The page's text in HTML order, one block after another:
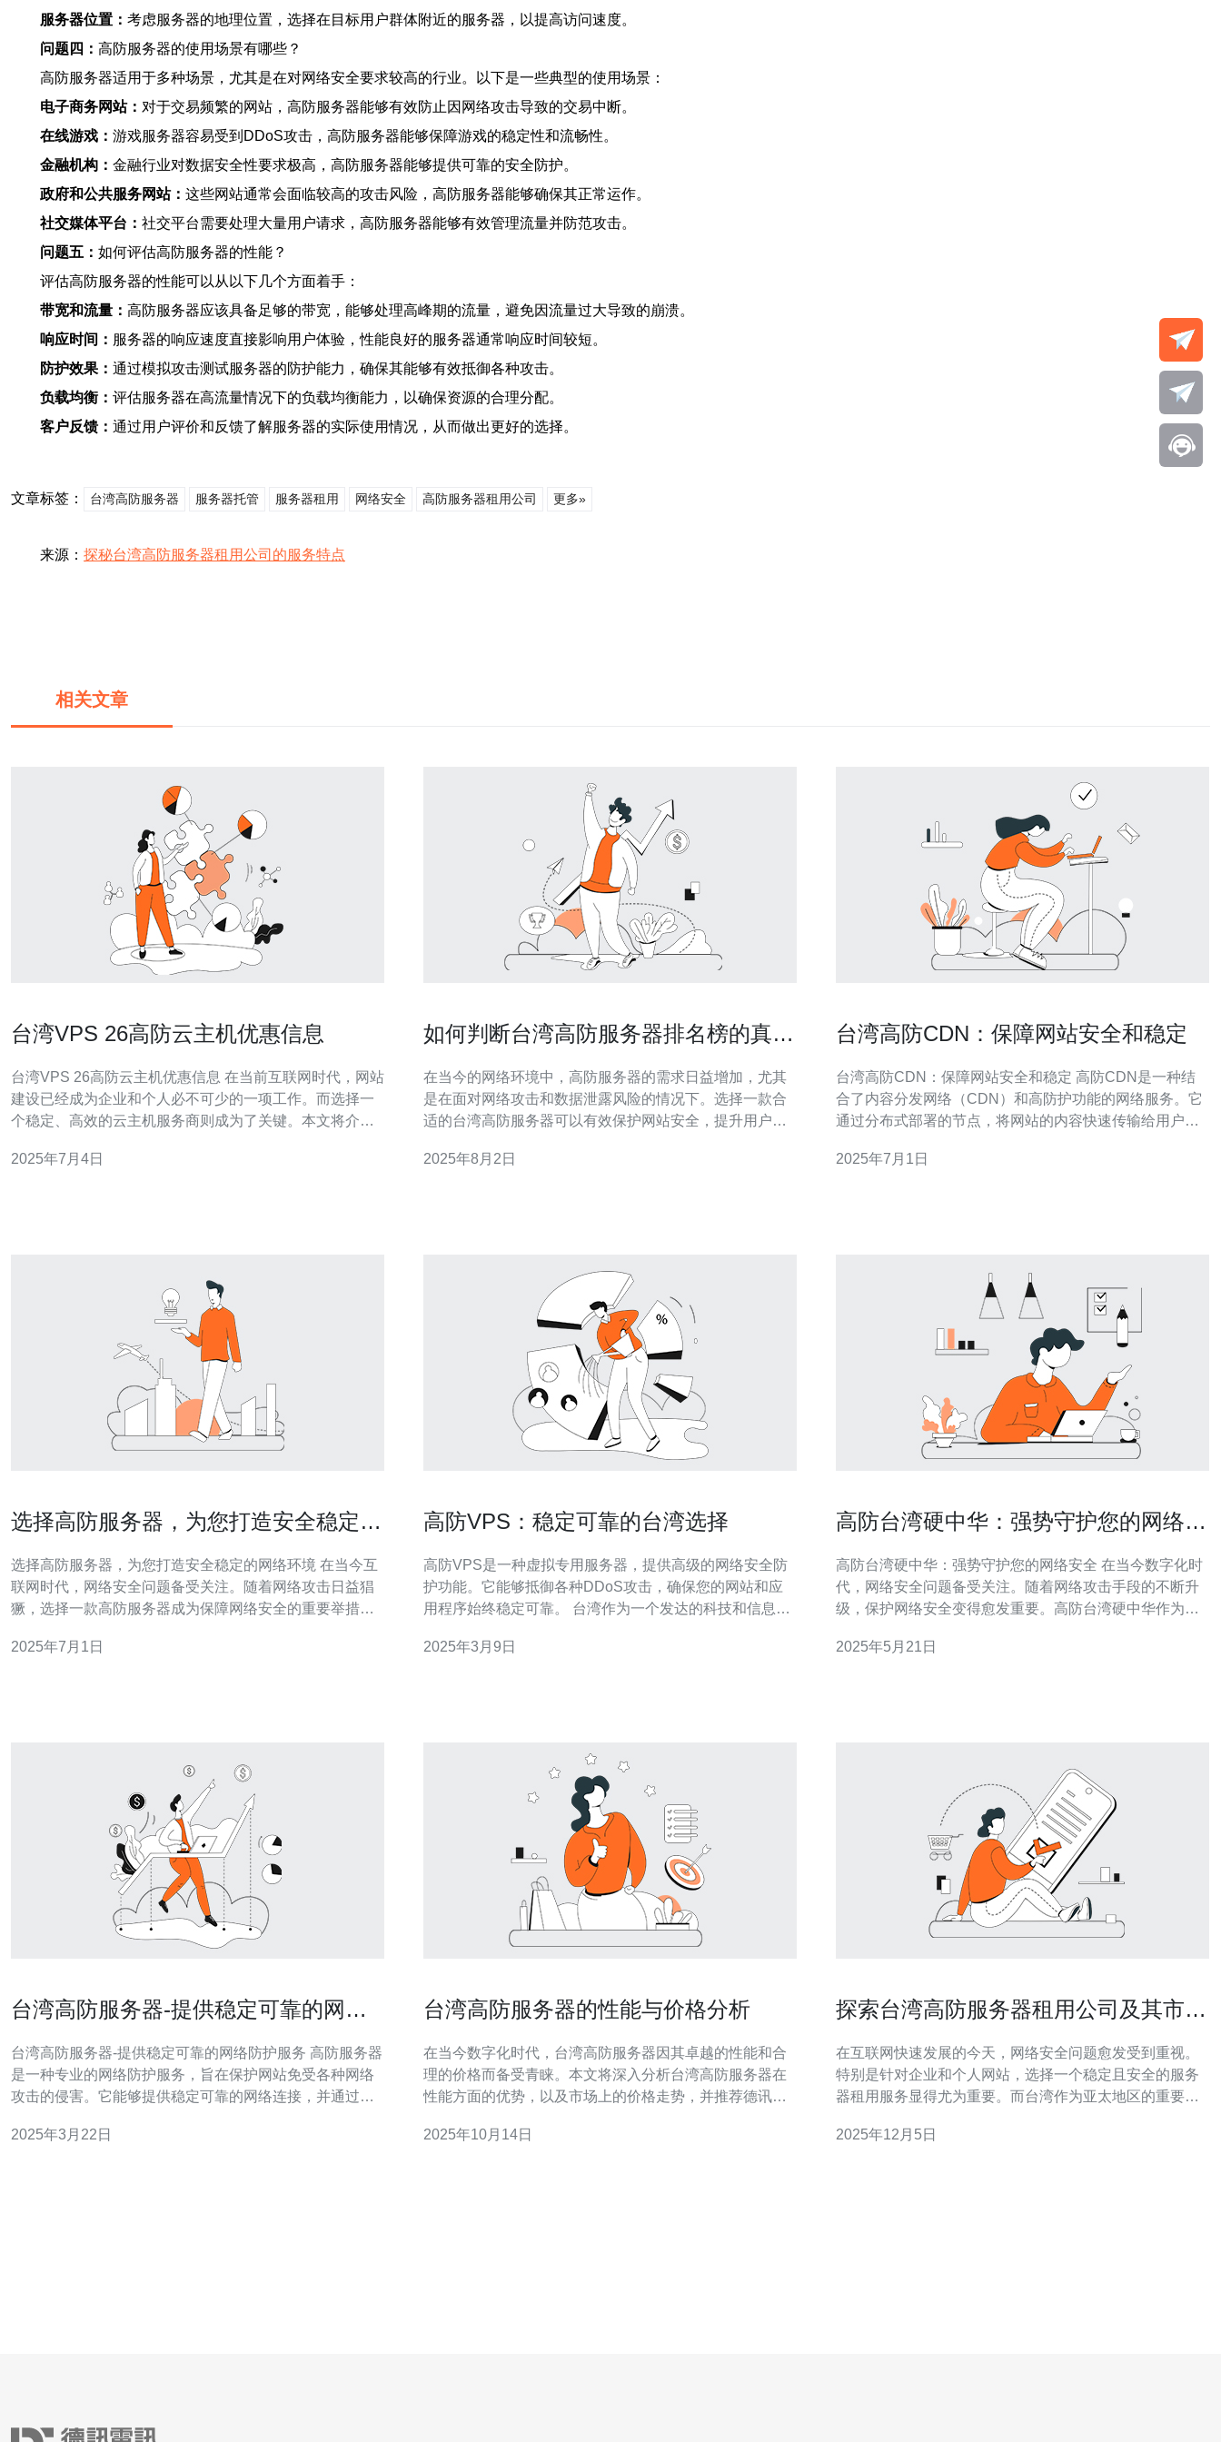
服务器位置： 考虑服务器的地理位置，选择在目标用户群体附近的服务器，以提高访问速度。
问题四： 高防服务器的使用场景有哪些？
高防服务器适用于多种场景，尤其是在对网络安全要求较高的行业。以下是一些典型的使用场景：
电子商务网站： 对于交易频繁的网站，高防服务器能够有效防止因网络攻击导致的交易中断。
在线游戏： 游戏服务器容易受到DDoS攻击，高防服务器能够保障游戏的稳定性和流畅性。
金融机构： 金融行业对数据安全性要求极高，高防服务器能够提供可靠的安全防护。
政府和公共服务网站： 这些网站通常会面临较高的攻击风险，高防服务器能够确保其正常运作。
社交媒体平台： 社交平台需要处理大量用户请求，高防服务器能够有效管理流量并防范攻击。
问题五： 如何评估高防服务器的性能？
评估高防服务器的性能可以从以下几个方面着手：
带宽和流量： 高防服务器应该具备足够的带宽，能够处理高峰期的流量，避免因流量过大导致的崩溃。
响应时间： 服务器的响应速度直接影响用户体验，性能良好的服务器通常响应时间较短。
防护效果： 通过模拟攻击测试服务器的防护能力，确保其能够有效抵御各种攻击。
负载均衡： 评估服务器在高流量情况下的负载均衡能力，以确保资源的合理分配。
客户反馈： 通过用户评价和反馈了解服务器的实际使用情况，从而做出更好的选择。
文章标签： 台湾高防服务器 服务器托管 服务器租用 网络安全 高防服务器租用公司 更多»
来源： 探秘台湾高防服务器租用公司的服务特点
相关文章
台湾VPS 26高防云主机优惠信息
台湾VPS 26高防云主机优惠信息 在当前互联网时代，网站
建设已经成为企业和个人必不可少的一项工作。而选择一
个稳定、高效的云主机服务商则成为了关键。本文将介绍
适的云主机服务。 VPS 26高防云主机是一种虚拟专用服务
2025年7月4日
如何判断台湾高防服务器排名榜的真实
在当今的网络环境中，高防服务器的需求日益增加，尤其
是在面对网络攻击和数据泄露风险的情况下。选择一款合
适的台湾高防服务器可以有效保护网站安全，提升用户体
判断这些排名的真实可信度，成为了每个用户亟需解决的
2025年8月2日
台湾高防CDN：保障网站安全和稳定
台湾高防CDN：保障网站安全和稳定 高防CDN是一种结
合了内容分发网络（CDN）和高防护功能的网络服务。它
通过分布式部署的节点，将网站的内容快速传输给用户，
意爬虫等威胁。 台湾作为亚洲重要的互联网枢纽地区，拥
2025年7月1日
选择高防服务器，为您打造安全稳定的
选择高防服务器，为您打造安全稳定的网络环境 在当今互
联网时代，网络安全问题备受关注。随着网络攻击日益猖
獗，选择一款高防服务器成为保障网络安全的重要举措。
抵御各种网络攻击，确保网站和数据的安全。它通常配备
2025年7月1日
高防VPS：稳定可靠的台湾选择
高防VPS是一种虚拟专用服务器，提供高级的网络安全防
护功能。它能够抵御各种DDoS攻击，确保您的网站和应
用程序始终稳定可靠。 台湾作为一个发达的科技和信息技
选择台湾作为VPS托管地点，可以获得更低的延迟和更快
2025年3月9日
高防台湾硬中华：强势守护您的网络安
高防台湾硬中华：强势守护您的网络安全 在当今数字化时
代，网络安全问题备受关注。随着网络攻击手段的不断升
级，保护网络安全变得愈发重要。高防台湾硬中华作为一
台湾硬中华是一种专业的网络安全产品，旨在防御各种网
2025年5月21日
台湾高防服务器-提供稳定可靠的网络
台湾高防服务器-提供稳定可靠的网络防护服务 高防服务器
是一种专业的网络防护服务，旨在保护网站免受各种网络
攻击的侵害。它能够提供稳定可靠的网络连接，并通过使
湾高防服务器提供稳定可靠的网络连接，确保网站在高峰
2025年3月22日
台湾高防服务器的性能与价格分析
在当今数字化时代，台湾高防服务器因其卓越的性能和合
理的价格而备受青睐。本文将深入分析台湾高防服务器在
性能方面的优势，以及市场上的价格走势，并推荐德讯电
发展。 高防服务器的性能优势 台湾高防服务器采用先进的
2025年10月14日
探索台湾高防服务器租用公司及其市场
在互联网快速发展的今天，网络安全问题愈发受到重视。
特别是针对企业和个人网站，选择一个稳定且安全的服务
器租用服务显得尤为重要。而台湾作为亚太地区的重要互
和技术支持而受到广泛关注。本文将深入探讨台湾高防服
2025年12月5日